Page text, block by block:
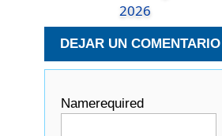
2026
DEJAR UN COMENTARIO
Namerequired